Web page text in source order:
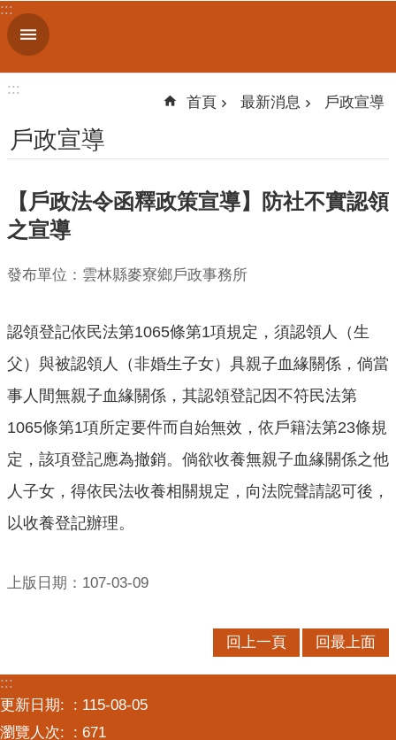
跳到主要內容區塊
進
階
關
簡
介
便
服
人
口
統
最
消
主
開
資
:::
:::
首頁 最新消息 戶政宣導
戶政宣導
【戶政法令函釋政策宣導】防社不實認領
之宣導
發布單位：雲林縣麥寮鄉戶政事務所
認領登記依民法第1065條第1項規定，須認領人（生
父）與被認領人（非婚生子女）具親子血緣關係，倘當
事人間無親子血緣關係，其認領登記因不符民法第
1065條第1項所定要件而自始無效，依戶籍法第23條規
定，該項登記應為撤銷。倘欲收養無親子血緣關係之他
人子女，得依民法收養相關規定，向法院聲請認可後，
以收養登記辦理。
上版日期：107-03-09
回上一頁 回最上面
:::
更新日期:
115-08-05
瀏覽人次:
671